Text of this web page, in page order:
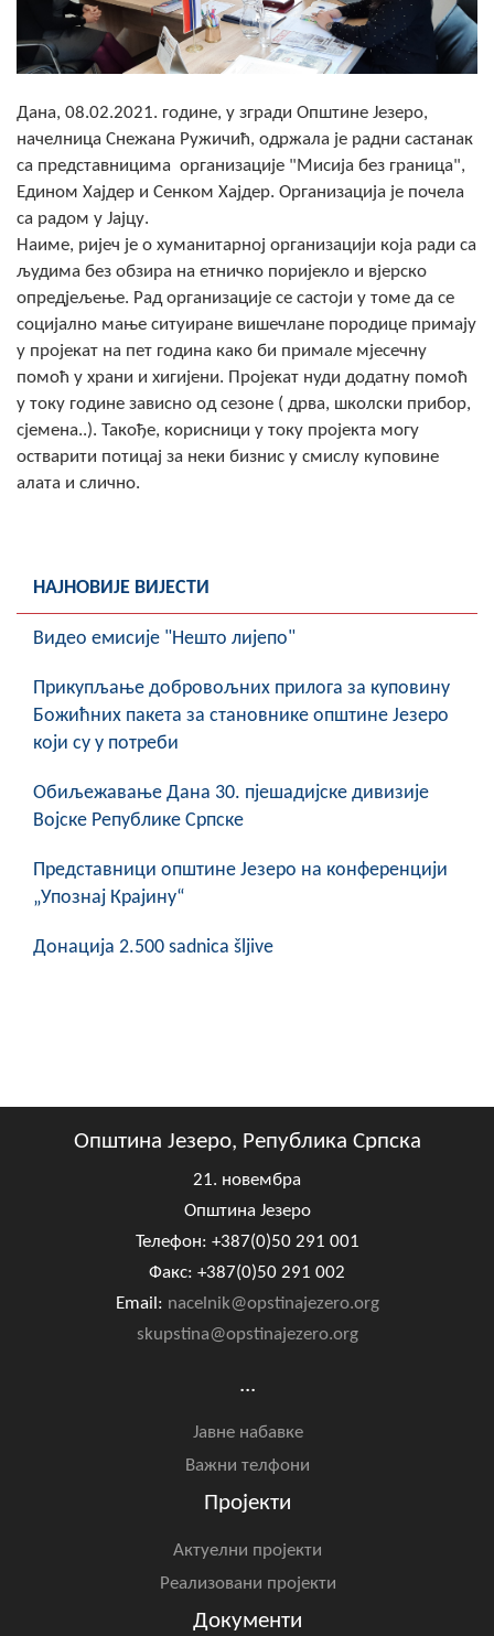
Извјештај о раду начелника
Статут Општине
Скупштинско вијеће општине језеро
Састав Скупштине
Службени Гласници
ОПШТИНСКА УПРАВА
ИНФО
Вијести
Активности
Заштита од пожара
Геоистраживања
ПРИВРЕДА
Туризам
Спорт
Дана, 08.02.2021. године, у згради Општине Језеро,
начелница Снежана Ружичић, одржала је радни састанак
са представницима организације "Мисија без граница",
Едином Хајдер и Сенком Хајдер. Организација је почела
са радом у Јајцу.
Наиме, ријеч је о хуманитарној организацији која ради са
људима без обзира на етничко поријекло и вјерско
опредјељење. Рад организације се састоји у томе да се
социјално мање ситуиране вишечлане породице примају
у пројекат на пет година како би примале мјесечну
помоћ у храни и хигијени. Пројекат нуди додатну помоћ
у току године зависно од сезоне ( дрва, школски прибор,
сјемена..). Такође, корисници у току пројекта могу
остварити потицај за неки бизнис у смислу куповине
алата и слично.
НАЈНОВИЈЕ ВИЈЕСТИ
Видео емисије "Нешто лијепо"
Прикупљање добровољних прилога за куповину
Божићних пакета за становнике општине Језеро
који су у потреби
Обиљежавање Данa 30. пјешадијске дивизије
Војске Републике Српске
Представници општине Језеро на конференцији
„Упознај Крајину“
Донација 2.500 sadnica šljive
Општина Језеро, Република Српска
21. новембра
Општина Језеро
Телефон: +387(0)50 291 001
Факс: +387(0)50 291 002
Email: nacelnik@opstinajezero.org
skupstina@opstinajezero.org
...
Јавне набавке
Важни телфони
Пројекти
Актуелни пројекти
Реализовани пројекти
Документи